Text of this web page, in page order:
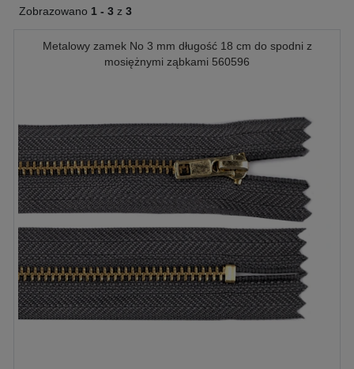
Zobrazowano 1 - 3 z 3
Metalowy zamek No 3 mm długość 18 cm do spodni z
mosiężnymi ząbkami 560596